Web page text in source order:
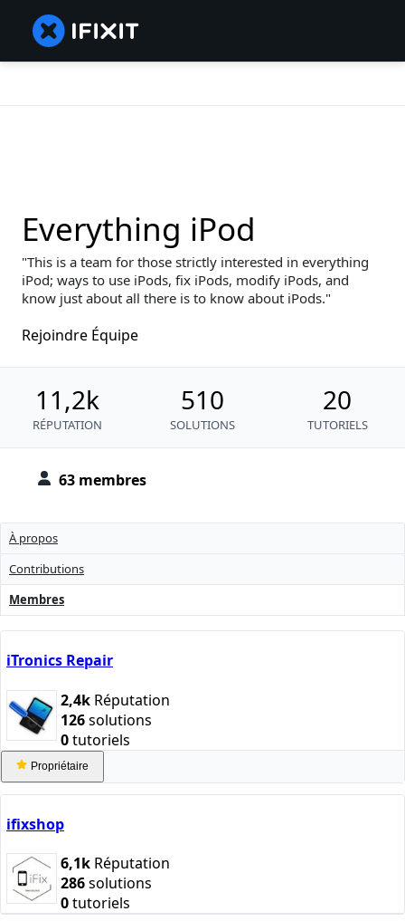
63 membres
Everything iPod
This is a team for those strictly interested in everything
iPod; ways to use iPods, fix iPods, modify iPods, and
know just about all there is to know about iPods.
Rejoindre Équipe
11,2k
RÉPUTATION
510
SOLUTIONS
20
TUTORIELS
À propos
Contributions
Membres
iTronics Repair
2,4k Réputation
126solutions
0tutoriels
Propriétaire
ifixshop
6,1k Réputation
286solutions
0tutoriels